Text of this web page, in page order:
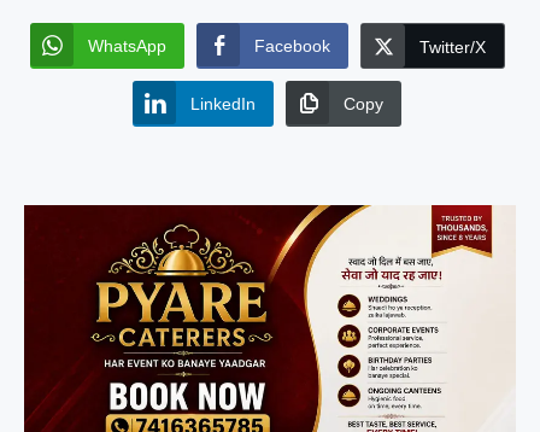
WhatsApp Facebook Twitter/X
LinkedIn Copy